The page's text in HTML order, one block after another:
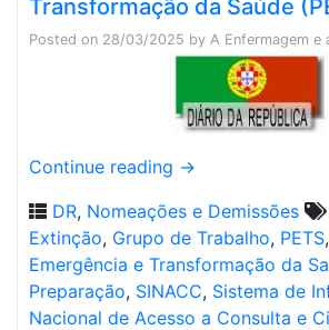
Transformação da Saúde
Posted on 28/03/2025 by A Enfermagem e
Continue reading →
DR, Nomeações e Demissões
Extinção, Grupo de Trabalho, PETS,
Emergência e Transformação da
Preparação, SINACC, Sistema de
Nacional de Acesso a Consulta e